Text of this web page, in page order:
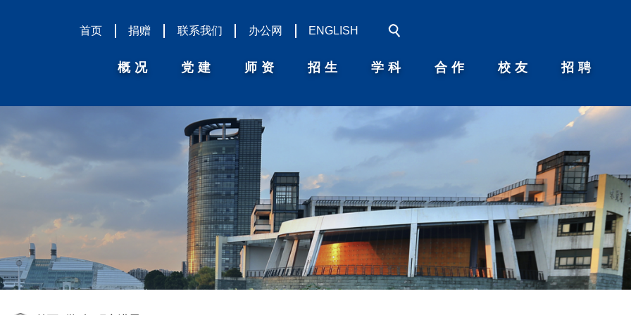
首页 捐赠 联系我们 办公网 ENGLISH
概况 党建 师资 招生 学科 合作 校友 招聘